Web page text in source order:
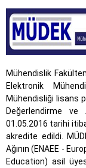
Mühendislik
Elektronik
Mühendisliği lisans
Değerlendirme ve
01.05.2016 tarihi
akredite edildi.
Ağının (ENAEE -
Education) asil